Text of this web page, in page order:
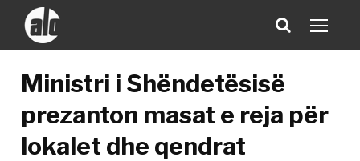
Ministri i Shëndetësisë
prezanton masat e reja për
lokalet dhe qendrat